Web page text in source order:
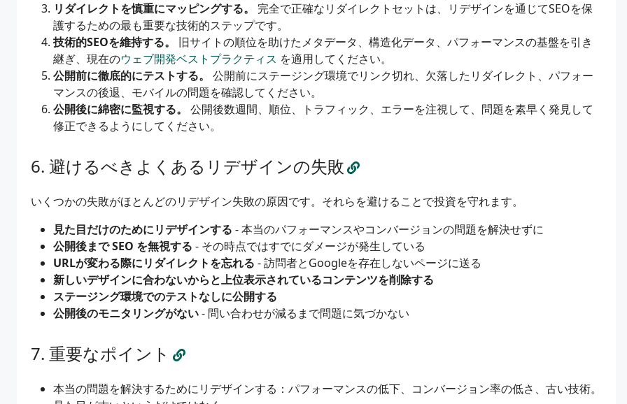
リダイレクトを慎重にマッピングする。
完全で正確なリダイレクトセットは、リデザインを通じてSEOを保
護するための最も重要な技術的ステップです。
技術的SEOを維持する。
旧サイトの順位を助けたメタデータ、構造化データ、パフォーマンスの基盤を引き
継ぎ、現在のウェブ開発ベストプラクティス を適用してください。
公開前に徹底的にテストする。
公開前にステージング環境でリンク切れ、欠落したリダイレクト、パフォー
マンスの後退、モバイルの問題を確認してください。
公開後に綿密に監視する。
公開後数週間、順位、トラフィック、エラーを注視して、問題を素早く発見して
修正できるようにしてください。
避けるべきよくあるリデザインの失敗
いくつかの失敗がほとんどのリデザイン失敗の原因です。それらを避けることで投資を守れます。
見た目だけのためにリデザインする - 本当のパフォーマンスやコンバージョンの問題を解決せずに
公開後まで SEO を無視する - その時点ではすでにダメージが発生している
URLが変わる際にリダイレクトを忘れる - 訪問者とGoogleを存在しないページに送る
新しいデザインに合わないからと上位表示されているコンテンツを削除する
ステージング環境でのテストなしに公開する
公開後のモニタリングがない- 問い合わせが減るまで問題に気づかない
重要なポイント
本当の問題を解決するためにリデザインする：パフォーマンスの低下、コンバージョン率の低さ、古い技術。